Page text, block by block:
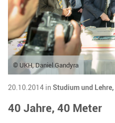
© UKH, Daniel Gandyra
20.10.2014 in Studium und Lehre,
40 Jahre, 40 Meter